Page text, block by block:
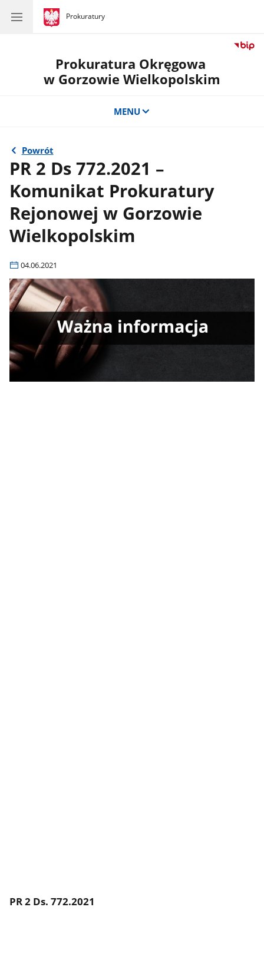
gov.pl
Prokuratury
gov.pl
Prokuratury
Prokuratura Okręgowa
w Gorzowie Wielkopolskim
MENU
Powrót
PR 2 Ds 772.2021 –
Komunikat Prokuratury
Rejonowej w Gorzowie
Wielkopolskim
04.06.2021
PR 2 Ds. 772.2021